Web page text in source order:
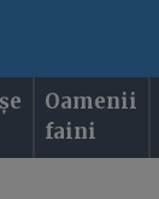
Oamenii
faini